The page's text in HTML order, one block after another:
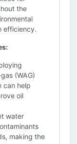
the
efficiency.
(WAG)
can help
oil
water
making the